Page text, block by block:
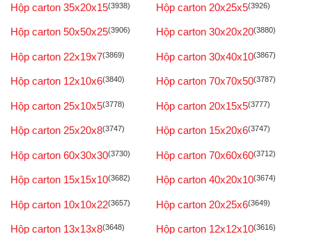
Hộp carton 35x20x15(3938) Hộp carton 20x25x5(3926)
Hộp carton 50x50x25(3906) Hộp carton 30x20x20(3880)
Hộp carton 22x19x7(3869) Hộp carton 30x40x10(3867)
Hộp carton 12x10x6(3840) Hộp carton 70x70x50(3787)
Hộp carton 25x10x5(3778) Hộp carton 20x15x5(3777)
Hộp carton 25x20x8(3747) Hộp carton 15x20x6(3747)
Hộp carton 60x30x30(3730) Hộp carton 70x60x60(3712)
Hộp carton 15x15x10(3682) Hộp carton 40x20x10(3674)
Hộp carton 10x10x22(3657) Hộp carton 20x25x6(3649)
Hộp carton 13x13x8(3648) Hộp carton 12x12x10(3616)